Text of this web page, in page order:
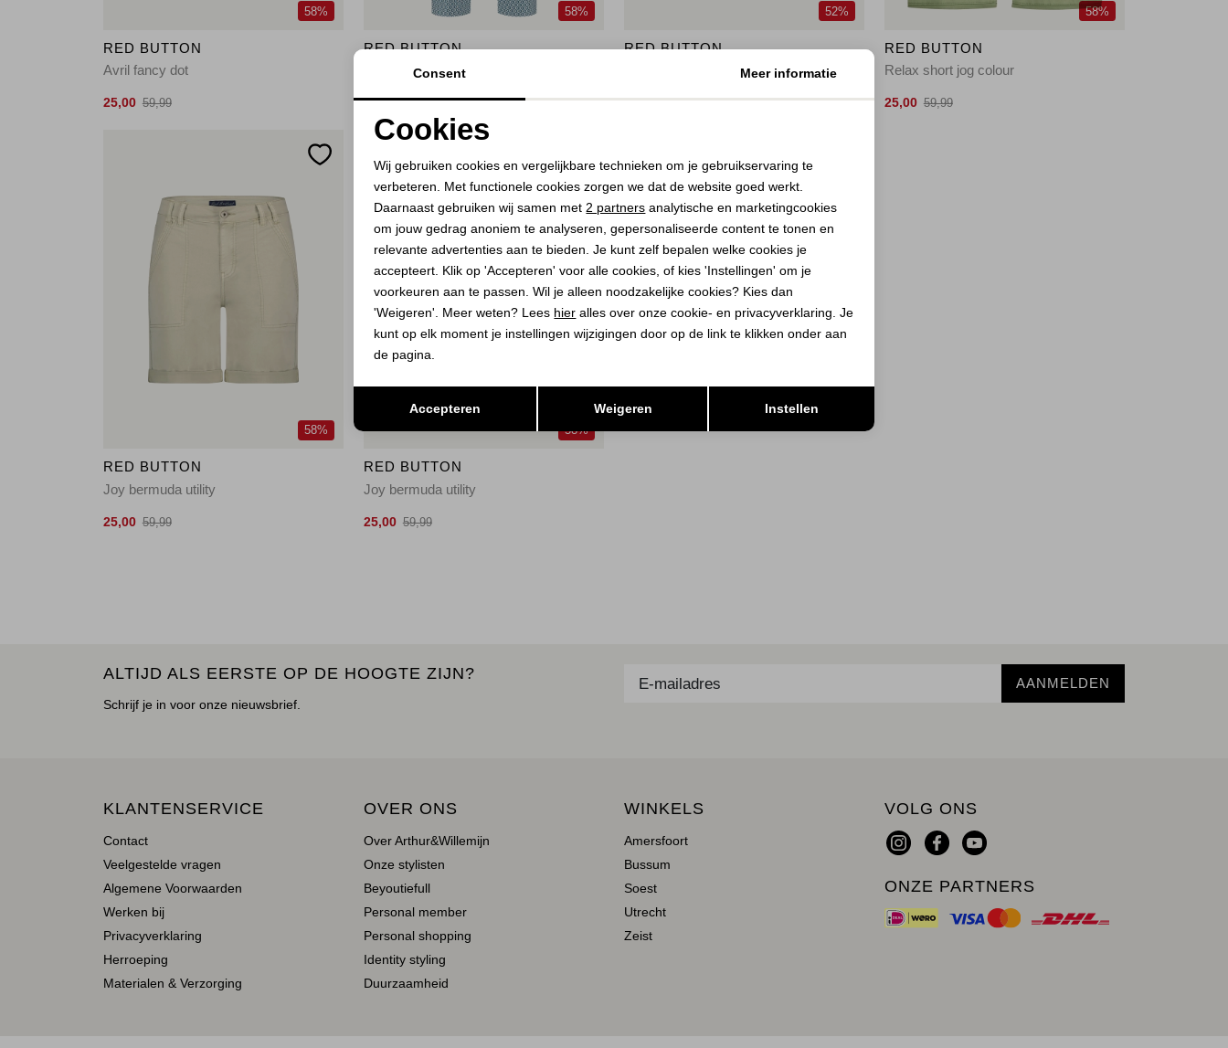
58%
RED BUTTON
Avril fancy dot
25,00 59,99
58%
RED BUTTON
Avril fancy dot
25,00 59,99
52%
RED BUTTON
Suze jog colour 59 CM
29,00 59,99
58%
RED BUTTON
Relax short jog colour
25,00 59,99
58%
RED BUTTON
Joy bermuda utility
25,00 59,99
58%
RED BUTTON
Joy bermuda utility
25,00 59,99
ALTIJD ALS EERSTE OP DE HOOGTE ZIJN?
Schrijf je in voor onze nieuwsbrief.
AANMELDEN
KLANTENSERVICE
Contact
Veelgestelde vragen
Algemene Voorwaarden
Werken bij
Privacyverklaring
Herroeping
Materialen & Verzorging
OVER ONS
Over Arthur&Willemijn
Onze stylisten
Beyoutiefull
Personal member
Personal shopping
Identity styling
Duurzaamheid
WINKELS
Amersfoort
Bussum
Soest
Utrecht
Zeist
VOLG ONS
ONZE PARTNERS
Analytische cookies Marketing cookies
Consent Meer informatie
Cookies
Wij gebruiken cookies en vergelijkbare technieken om je gebruikservaring te
verbeteren. Met functionele cookies zorgen we dat de website goed werkt.
Daarnaast gebruiken wij samen met 2 partners analytische en marketingcookies
om jouw gedrag anoniem te analyseren, gepersonaliseerde content te tonen en
relevante advertenties aan te bieden. Je kunt zelf bepalen welke cookies je
accepteert. Klik op 'Accepteren' voor alle cookies, of kies 'Instellingen' om je
voorkeuren aan te passen. Wil je alleen noodzakelijke cookies? Kies dan
'Weigeren'. Meer weten? Lees hier alles over onze cookie- en privacyverklaring. Je
kunt op elk moment je instellingen wijzigingen door op de link te klikken onder aan
de pagina.
Accepteren Weigeren Instellen